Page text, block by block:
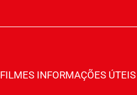
FILMES INFORMAÇÕES ÚTEIS